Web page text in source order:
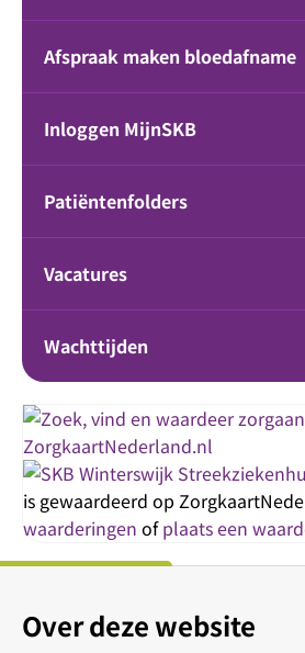
Afspraak maken bloedafname
Inloggen MijnSKB
Patiëntenfolders
Vacatures
Wachttijden
is gewaardeerd op
waarderingen ofplaats een
Over deze website